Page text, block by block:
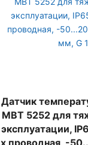
Датчик
MBT 5252 для
эксплуатации,
х проводная, -